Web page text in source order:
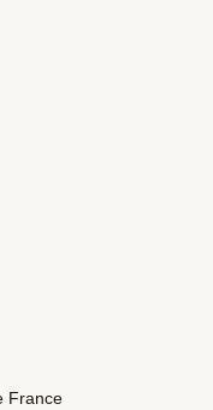
France